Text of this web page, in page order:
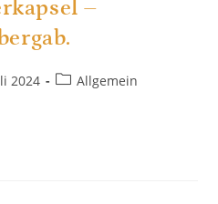
–
2024
Beitrags-
Allgemein